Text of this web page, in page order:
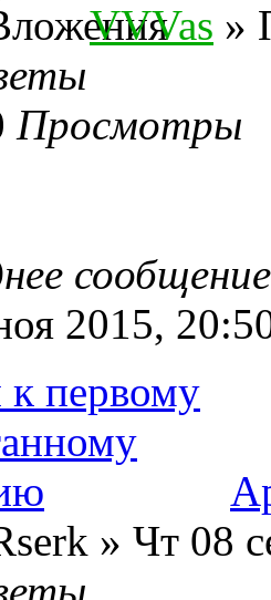
VVVas »
Просмотры
2015,
» Чт 08